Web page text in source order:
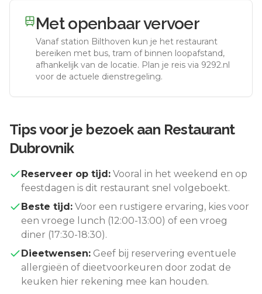
Met openbaar vervoer
Vanaf station Bilthoven kun je het restaurant
bereiken met bus, tram of binnen loopafstand,
afhankelijk van de locatie. Plan je reis via 9292.nl
voor de actuele dienstregeling.
Tips voor je bezoek aan Restaurant
Dubrovnik
Reserveer op tijd: Vooral in het weekend en op
feestdagen is dit restaurant snel volgeboekt.
Beste tijd: Voor een rustigere ervaring, kies voor
een vroege lunch (12:00-13:00) of een vroeg
diner (17:30-18:30).
Dieetwensen: Geef bij reservering eventuele
allergieën of dieetvoorkeuren door zodat de
keuken hier rekening mee kan houden.